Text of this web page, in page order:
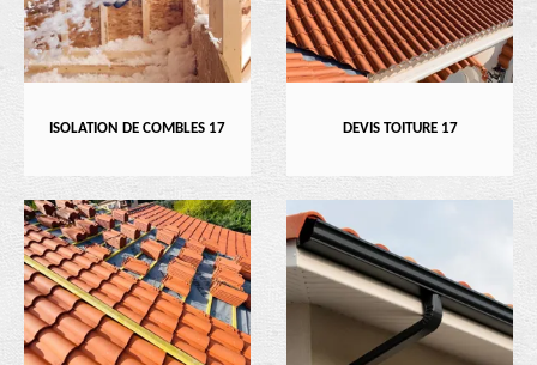
ISOLATION DE COMBLES 17 DEVIS TOITURE 17